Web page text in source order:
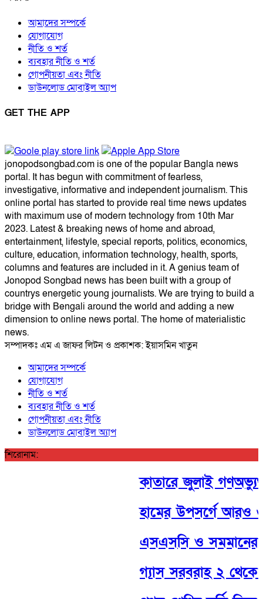
আমাদের সম্পর্কে
যোগাযোগ
নীতি ও শর্ত
ব্যবহার নীতি ও শর্ত
গোপনীয়তা এবং নীতি
ডাউনলোড মোবাইল অ্যাপ
GET THE APP
jonopodsongbad.com is one of the popular Bangla news
portal. It has begun with commitment of fearless,
investigative, informative and independent journalism. This
online portal has started to provide real time news updates
with maximum use of modern technology from 10th Mar
2023. Latest & breaking news of home and abroad,
entertainment, lifestyle, special reports, politics, economics,
culture, education, information technology, health, sports,
columns and features are included in it. A genius team of
Jonopod Songbad news has been built with a group of
countrys energetic young journalists. We are trying to build a
bridge with Bengali around the world and adding a new
dimension to online news portal. The home of materialistic
news.
সম্পাদকঃ এম এ জাফর লিটন ও প্রকাশক: ইয়াসমিন খাতুন
আমাদের সম্পর্কে
যোগাযোগ
নীতি ও শর্ত
ব্যবহার নীতি ও শর্ত
গোপনীয়তা এবং নীতি
ডাউনলোড মোবাইল অ্যাপ
শিরোনাম:
কাতারে জুলাই
হামের উপসর্গে আরও
এসএসসি ও সমমানের
গ্যাস সরবরাহ ২ থেকে ৩